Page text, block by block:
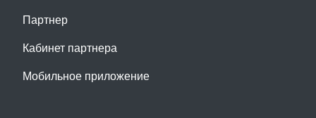
Партнер
Кабинет партнера
Мобильное приложение